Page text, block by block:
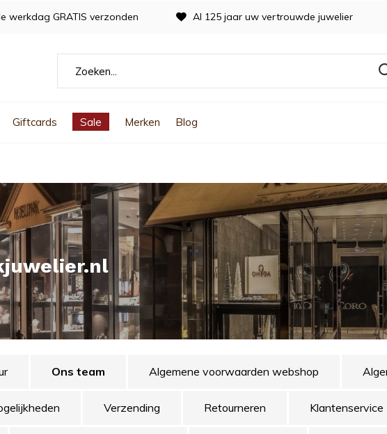
Giftcards Sale Merken Blog
werkdag GRATIS verzonden Al 125 jaar uw vertrouwde juwelier
Ons team Algemene voorwaarden webshop
Verzending Retourneren Klantenservice